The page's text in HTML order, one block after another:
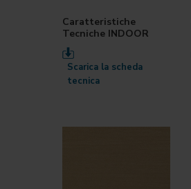
Caratteristiche
Tecniche INDOOR
Scarica la scheda
tecnica